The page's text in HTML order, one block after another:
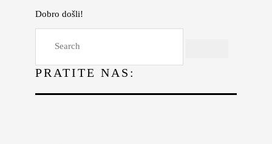
Dobro došli!
PRATITE NAS:
Lepota